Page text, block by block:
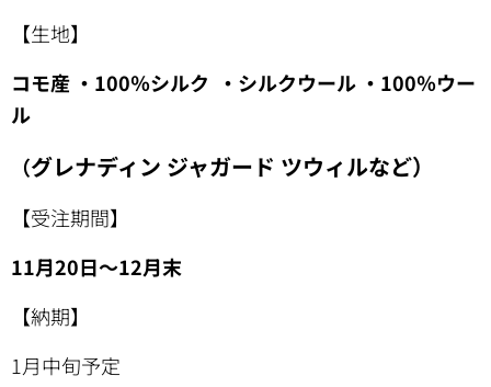
【生地】
コモ産 ・100％シルク ・シルクウール ・100％ウー
ル
（グレナディン ジャガード ツウィルなど）
【受注期間】
11月20日～12月末
【納期】
1月中旬予定